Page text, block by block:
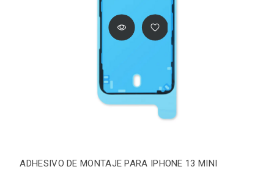
ADHESIVO DE MONTAJE PARA IPHONE 13 MINI